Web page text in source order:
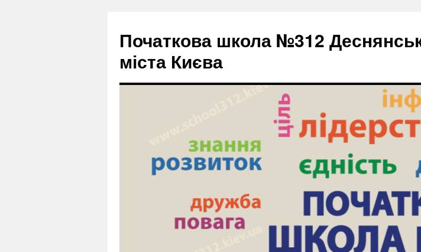
Початкова школа №312
міста Києва